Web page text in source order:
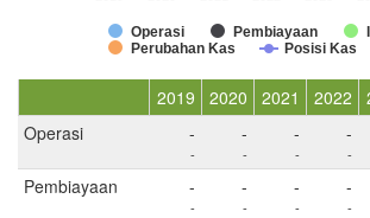
Operasi Pembiayaan
Perubahan Kas
Posisi Kas
2019 2020 2021 2022
Operasi
-
-
-
-
-
-
-
-
Pembiayaan -
-
-
-
-
-
-
-